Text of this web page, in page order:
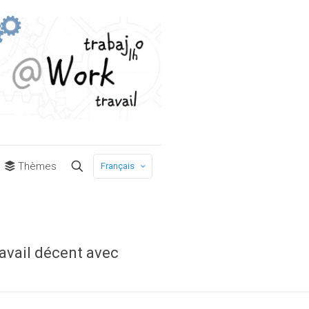
Thèmes Français
décent avec